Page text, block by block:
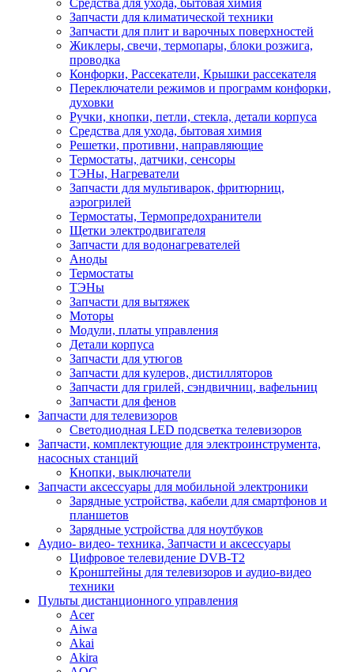
Средства для ухода, бытовая химия
Запчасти для климатической техники
Запчасти для плит и варочных поверхностей
Жиклеры, свечи, термопары, блоки розжига,
проводка
Конфорки, Рассекатели, Крышки рассекателя
Переключатели режимов и программ конфорки,
духовки
Ручки, кнопки, петли, стекла, детали корпуса
Средства для ухода, бытовая химия
Решетки, противни, направляющие
Термостаты, датчики, сенсоры
ТЭНы, Нагреватели
Запчасти для мультиварок, фритюрниц,
аэрогрилей
Термостаты, Термопредохранители
Щетки электродвигателя
Запчасти для водонагревателей
Аноды
Термостаты
ТЭНы
Запчасти для вытяжек
Моторы
Модули, платы управления
Детали корпуса
Запчасти для утюгов
Запчасти для кулеров, дистилляторов
Запчасти для грилей, сэндвичниц, вафельниц
Запчасти для фенов
Запчасти для телевизоров
Светодиодная LED подсветка телевизоров
Запчасти, комплектующие для электроинструмента,
насосных станций
Кнопки, выключатели
Запчасти аксессуары для мобильной электроники
Зарядные устройства, кабели для смартфонов и
планшетов
Зарядные устройства для ноутбуков
Аудио- видео- техника, Запчасти и аксессуары
Цифровое телевидение DVB-T2
Кронштейны для телевизоров и аудио-видео
техники
Пульты дистанционного управления
Acer
Aiwa
Akai
Akira